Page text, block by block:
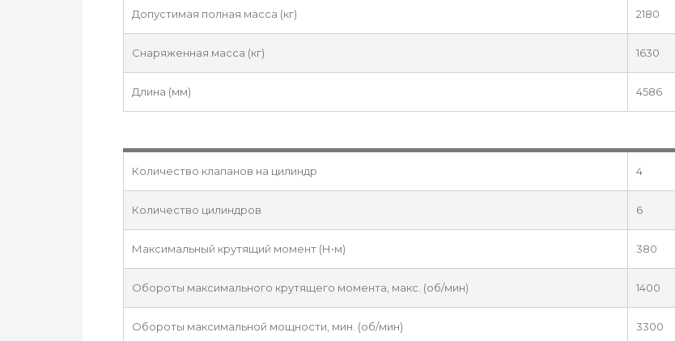
Допустимая полная масса (кг) 2180
Снаряженная масса (кг) 1630
Длина (мм) 4586
Количество клапанов на цилиндр 4
Количество цилиндров 6
Максимальный крутящий момент (Н•м) 380
Обороты максимального крутящего момента, макс. (об/мин) 1400
Обороты максимальной мощности, мин. (об/мин) 3300